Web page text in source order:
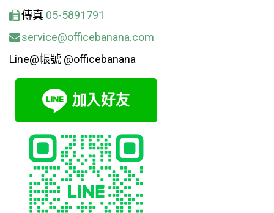
傳真 05-5891791
service@officebanana.com
Line@帳號 @officebanana